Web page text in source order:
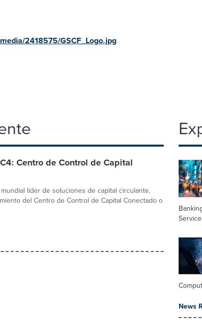
2418575/GSCF_Logo.jpg
Centro de Control de Capital
líder de soluciones de capital circulante,
del Centro de Control de Capital Conectado o
News